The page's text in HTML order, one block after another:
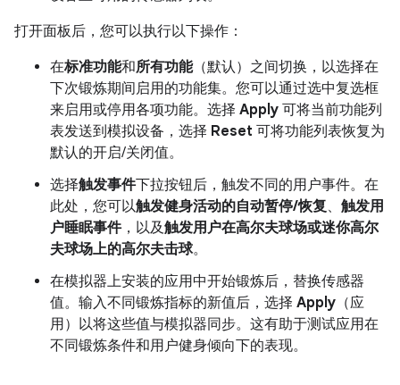
打开面板后，您可以执行以下操作：
在标准功能和所有功能（默认）之间切换，以选择在
下次锻炼期间启用的功能集。您可以通过选中复选框
来启用或停用各项功能。选择 Apply 可将当前功能列
表发送到模拟设备，选择 Reset 可将功能列表恢复为
默认的开启/关闭值。
选择触发事件下拉按钮后，触发不同的用户事件。在
此处，您可以触发健身活动的自动暂停/恢复、 触发用
户睡眠事件，以及触发用户在高尔夫球场或迷你高尔
夫球场上的高尔夫击球。
在模拟器上安装的应用中开始锻炼后，替换传感器
值。输入不同锻炼指标的新值后，选择 Apply （应
用）以将这些值与模拟器同步。这有助于测试应用在
不同锻炼条件和用户健身倾向下的表现。